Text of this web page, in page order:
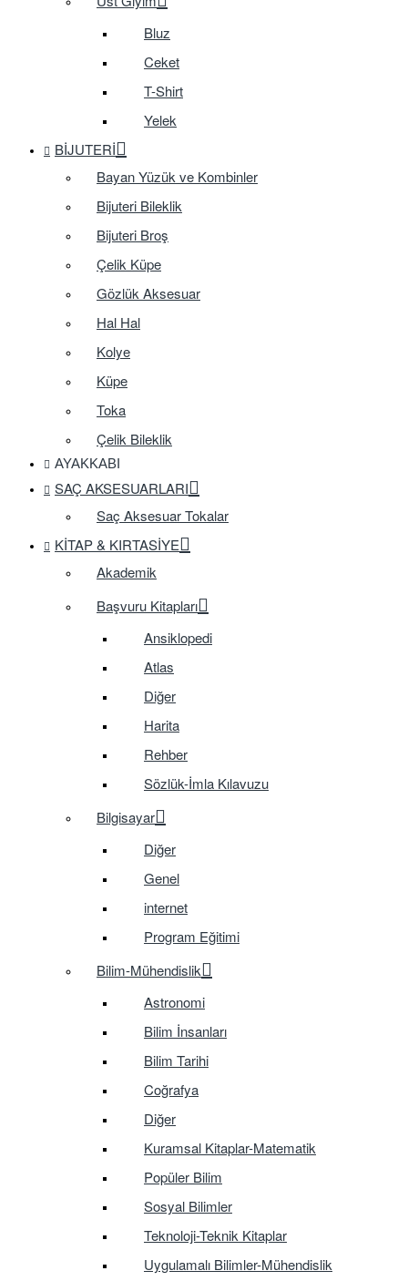
Bluz
Ceket
T-Shirt
Yelek
BIJUTERI
Bayan Yüzük ve Kombinler
Bijuteri Bileklik
Bijuteri Broş
Çelik Küpe
Gözlük Aksesuar
Hal Hal
Kolye
Küpe
Toka
Çelik Bileklik
AYAKKABI
SAÇ AKSESUARLARI
Saç Aksesuar Tokalar
KITAP & KIRTASIYE
Akademik
Başvuru Kitapları
Ansiklopedi
Atlas
Diğer
Harita
Rehber
Sözlük-İmla Kılavuzu
Bilgisayar
Diğer
Genel
internet
Program Eğitimi
Bilim-Mühendislik
Astronomi
Bilim İnsanları
Bilim Tarihi
Coğrafya
Diğer
Kuramsal Kitaplar-Matematik
Popüler Bilim
Sosyal Bilimler
Teknoloji-Teknik Kitaplar
Uygulamalı Bilimler-Mühendislik